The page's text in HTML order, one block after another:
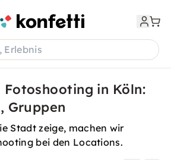
Erlebnis
in Köln:
Gruppen
Stadt zeige, machen wir
bei den Locations.